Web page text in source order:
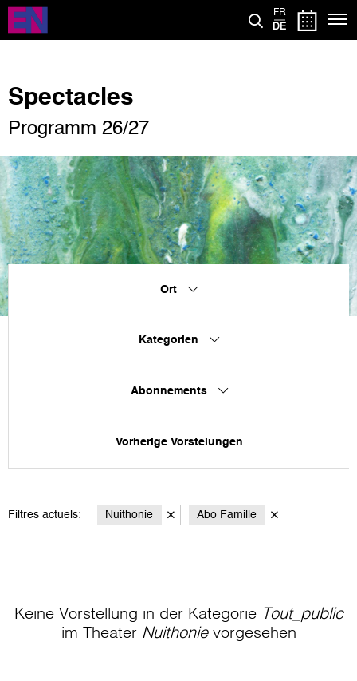
Direkt
zum
Inhalt
FR
DE
Spectacles
Programm 26/27
Ort
Kategorien
Abonnements
Vorherige Vorstelungen
Filtres actuels: Nuithonie Abo Famille
Keine Vorstellung in der Kategorie Tout_public
im Theater Nuithonievorgesehen